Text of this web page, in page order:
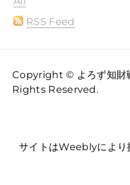
RSS Feed
Copyright © よろず知財
Rights Reserved.
サイトはWeeblyにより